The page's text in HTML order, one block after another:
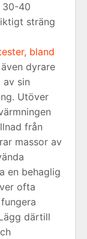
30-40
sträng
bland
dyrare
av sin
Utöver
från
massor av
en behaglig
ofta
därtill